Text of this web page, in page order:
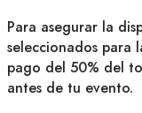
Para asegurar la
seleccionados para
pago del 50% del
antes de tu evento.